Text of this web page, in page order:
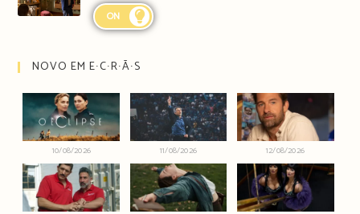
ON
NOVO EM E∙C∙R∙Ã∙S
10/08/2026 11/08/2026 12/08/2026